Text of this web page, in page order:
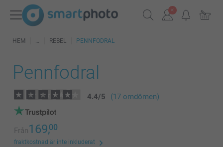
HEM REBEL PENNFODRAL
Pennfodral
4.4/5 (17 omdömen)
Från169,00
fraktkostnad är inte inkluderat